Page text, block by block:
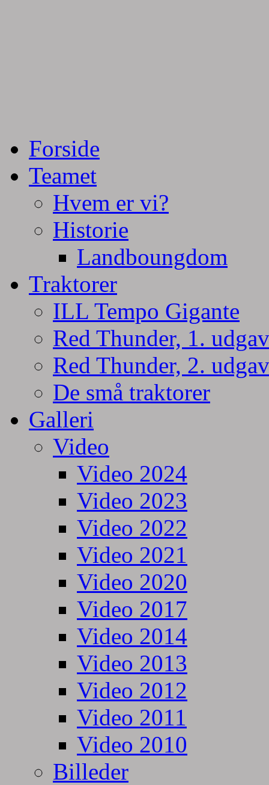
Forside
Teamet
Hvem er vi?
Historie
Landboungdom
Traktorer
ILL Tempo Gigante
Red Thunder, 1.
Red Thunder, 2.
De små traktorer
Galleri
Video
Video 2024
Video 2023
Video 2022
Video 2021
Video 2020
Video 2017
Video 2014
Video 2013
Video 2012
Video 2011
Video 2010
Billeder